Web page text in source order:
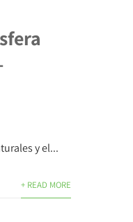
y el...
+ READ MORE